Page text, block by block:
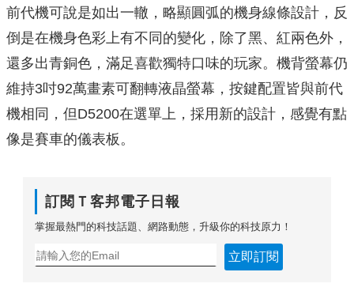
前代機可說是如出一轍，略顯圓弧的機身線條設計，反
倒是在機身色彩上有不同的變化，除了黑、紅兩色外，
還多出青銅色，滿足喜歡獨特口味的玩家。機背螢幕仍
維持3吋92萬畫素可翻轉液晶螢幕，按鍵配置皆與前代
機相同，但D5200在選單上，採用新的設計，感覺有點
像是賽車的儀表板。
訂閱Ｔ客邦電子日報
掌握最熱門的科技話題、網路動態，升級你的科技原力！
立即訂閱